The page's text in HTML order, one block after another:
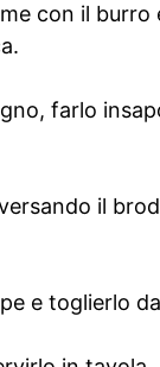
con il
farlo
il
e toglierlo